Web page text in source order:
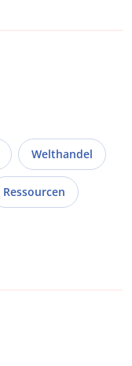
Welthandel
Ressourcen